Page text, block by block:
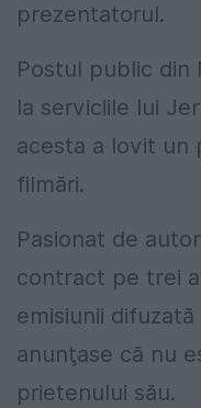
prezentatorul.
Postul public din
la serviciile lui
acesta a lovit un
filmări.
Pasionat de
contract pe trei
emisiunii
anunţase că nu
prietenului său.